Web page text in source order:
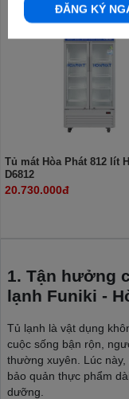
Tủ mát Hòa Phát 812 lít
D6812
20.730.000đ
1. Tận hưởng
lạnh Funiki -
Tủ lạnh là vật dụng
cuộc sống bận rộn,
thường xuyên. Lúc này,
bảo quản thực phẩm
dưỡng.
ĐĂNG KÝ